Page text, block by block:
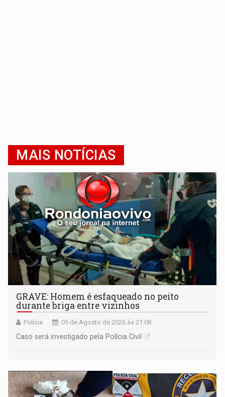
MAIS NOTÍCIAS
GRAVE: Homem é esfaqueado no peito
durante briga entre vizinhos
Polícia 05 de Agosto de 2026 às 21:08
Caso será investigado pela Polícia Civil